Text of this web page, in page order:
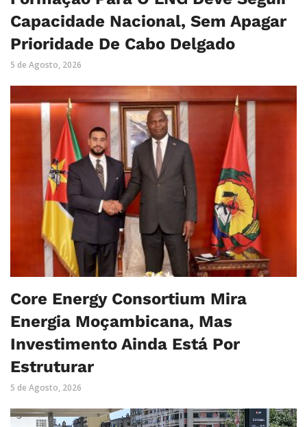
Capacidade Nacional, Sem Apagar
Prioridade De Cabo Delgado
5 de Agosto, 2026
Core Energy Consortium Mira
Energia Moçambicana, Mas
Investimento Ainda Está Por
Estruturar
5 de Agosto, 2026